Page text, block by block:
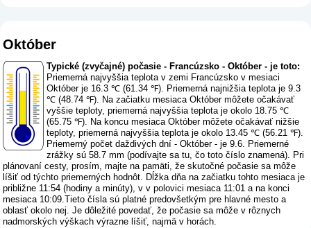
Október
Typické (zvyčajné) počasie - Francúzsko - Október - je toto:
Priemerná najvyššia teplota v zemi Francúzsko v mesiaci
Október je 16.3 ℃ (61.34 ℉). Priemerná najnižšia teplota je 9.3
℃ (48.74 ℉). Na začiatku mesiaca Október môžete očakávať
vyššie teploty, priemerná najvyššia teplota je okolo 18.75 ℃
(65.75 ℉). Na koncu mesiaca Október môžete očakávať nižšie
teploty, priemerná najvyššia teplota je okolo 13.45 ℃ (56.21 ℉).
Priemerný počet daždivých dní - Október - je 9.6. Priemerné
zrážky sú 58.7 mm (podívajte sa tu, čo toto číslo znamená). Pri
plánovaní cesty, prosím, majte na pamäti, že skutočné počasie sa môže
líšiť od týchto priemerných hodnôt. Dĺžka dňa na začiatku tohto mesiaca je
približne 11:54 (hodiny a minúty), v v polovici mesiaca 11:01 a na konci
mesiaca 10:09.Tieto čísla sú platné predovšetkým pre hlavné mesto a
oblasť okolo nej. Je dôležité povedať, že počasie sa môže v rôznych
nadmorských výškach výrazne líšiť, najmä v horách.